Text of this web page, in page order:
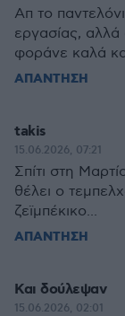
Απ το παντελόνι
εργασίας,
φοράνε καλά
ΑΠΑΝΤΗΣΗ
takis
15.06.2026, 07:21
Σπίτι στη
θέλει ο
ζεϊμπέκικο...
ΑΠΑΝΤΗΣΗ
Και δούλεψαν
15.06.2026, 02:01